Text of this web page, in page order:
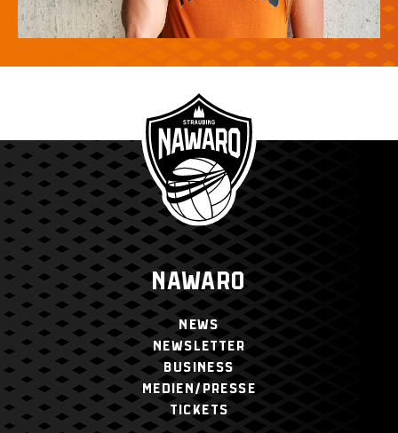
NAWARO
NEWS
NEWSLETTER
BUSINESS
MEDIEN/PRESSE
TICKETS